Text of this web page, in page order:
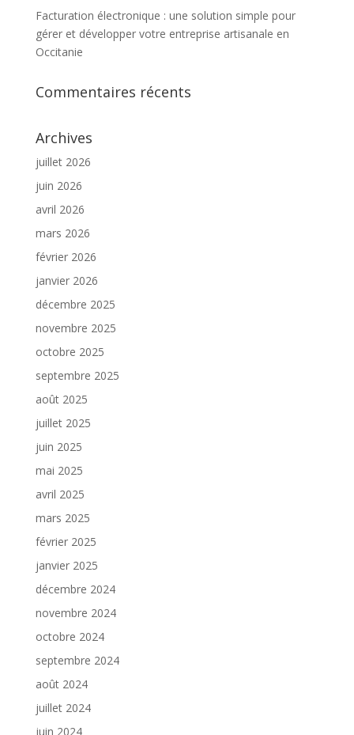
Facturation électronique : une solution simple pour
gérer et développer votre entreprise artisanale en
Occitanie
Commentaires récents
Archives
juillet 2026
juin 2026
avril 2026
mars 2026
février 2026
janvier 2026
décembre 2025
novembre 2025
octobre 2025
septembre 2025
août 2025
juillet 2025
juin 2025
mai 2025
avril 2025
mars 2025
février 2025
janvier 2025
décembre 2024
novembre 2024
octobre 2024
septembre 2024
août 2024
juillet 2024
juin 2024